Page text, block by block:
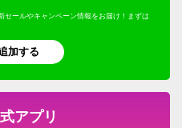
セールやキャンペーン情報をお届け！まずは
加する
アプリ